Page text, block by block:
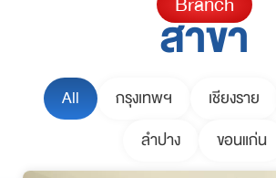
สาขา
All กรุงเทพฯ เชียงราย
ลำปาง
ขอนแก่น